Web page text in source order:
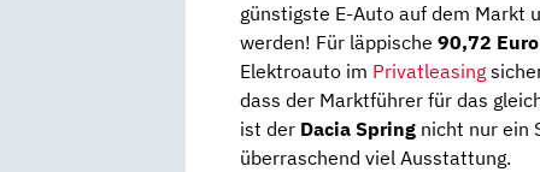
günstigste E-Auto auf dem Markt
werden! Für läppische 90,72
Elektroauto im Privatleasing
dass der Marktführer für das
ist der Dacia Spring nicht nur ein
überraschend viel Ausstattung.